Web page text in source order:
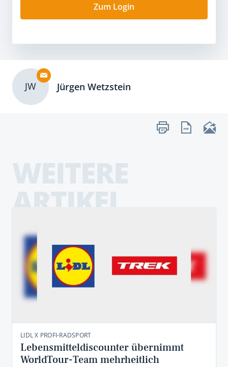
Zum Login
JW Jürgen Wetzstein
LIDL X PROFI-RADSPORT
Lebensmitteldiscounter übernimmt
WorldTour-Team mehrheitlich